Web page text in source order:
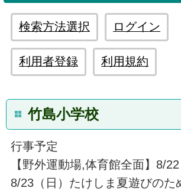
検索方法選択 ログイン
利用者登録 利用規約
竹島小学校
行事予定
【野外運動場,体育館全面】8/
8/23（日）たけしま夏遊びのた